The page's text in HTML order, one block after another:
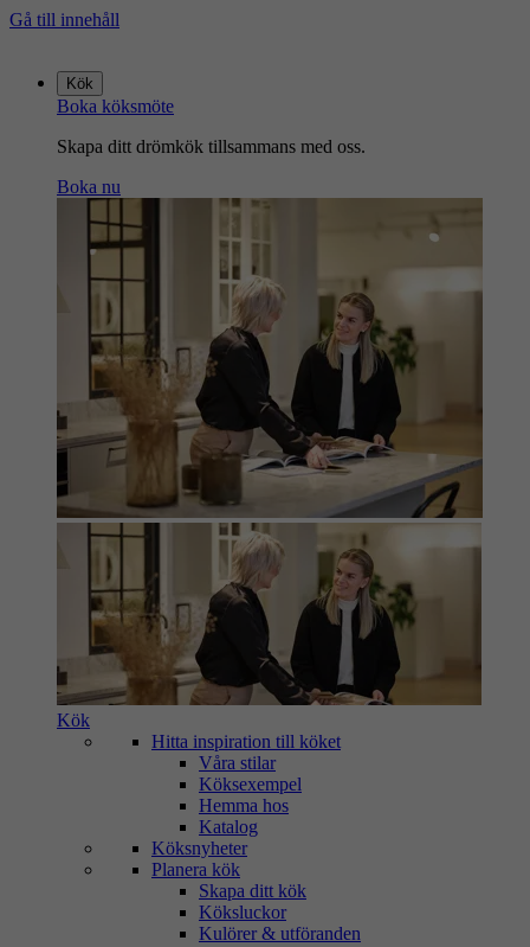
Gå till innehåll
startsidan
Kök
Boka köksmöte
Skapa ditt drömkök tillsammans med oss.
Boka nu
Kök
Hitta inspiration till köket
Våra stilar
Köksexempel
Hemma hos
Katalog
Köksnyheter
Planera kök
Skapa ditt kök
Köksluckor
Kulörer & utföranden